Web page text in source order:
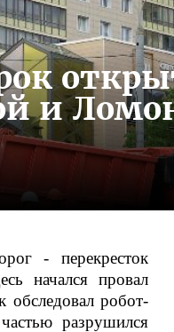
и
- перекресток
начался провал
обследовал робот-
разрушился